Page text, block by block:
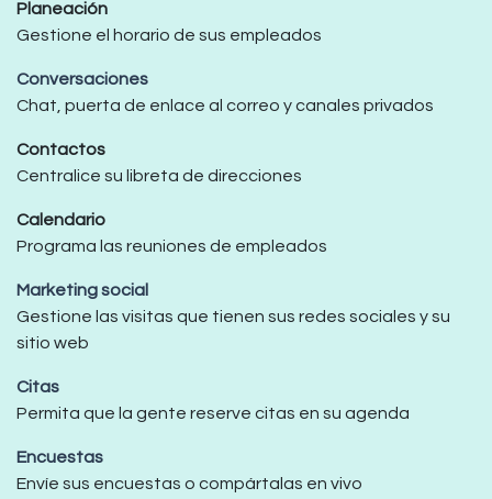
Planeación
Gestione el horario de sus empleados
Conversaciones
Chat, puerta de enlace al correo y canales privados
Contactos
Centralice su libreta de direcciones
Calendario
Programa las reuniones de empleados
Marketing social
Gestione las visitas que tienen sus redes sociales y su
sitio web
Citas
Permita que la gente reserve citas en su agenda
Encuestas
Envíe sus encuestas o compártalas en vivo